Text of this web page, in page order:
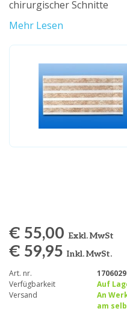
chirurgischer Schnitte
Mehr Lesen
€ 55,00 Exkl. MwSt
€ 59,95 Inkl. MwSt.
Art. nr.
1706029
Verfügbarkeit
Auf
Versand
An
am